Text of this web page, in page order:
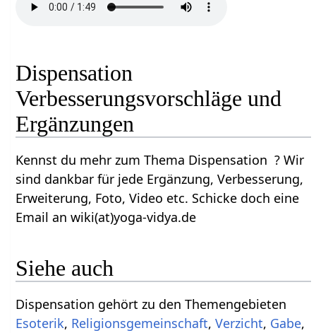
Dispensation
Verbesserungsvorschläge und
Ergänzungen
Kennst du mehr zum Thema Dispensation ? Wir
sind dankbar für jede Ergänzung, Verbesserung,
Erweiterung, Foto, Video etc. Schicke doch eine
Email an wiki(at)yoga-vidya.de
Siehe auch
Dispensation gehört zu den Themengebieten
Esoterik, Religionsgemeinschaft,Verzicht, Gabe,